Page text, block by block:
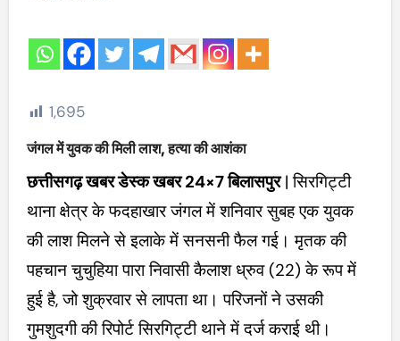
1,695
जंगल में युवक की मिली लाश, हत्या की आशंका
छत्तीसगढ़ खबर डेस्क खबर 24×7 बिलासपुर| सिरगिट्टी
थाना क्षेत्र के फदहाखार जंगल में शनिवार सुबह एक युवक
की लाश मिलने से इलाके में सनसनी फैल गई। मृतक की
पहचान चुचुहिया पारा निवासी कैलाश ध्रुव (22) के रूप में
हुई है, जो शुक्रवार से लापता था। परिजनों ने उसकी
गुमशुदगी की रिपोर्ट सिरगिट्टी थाने में दर्ज कराई थी।